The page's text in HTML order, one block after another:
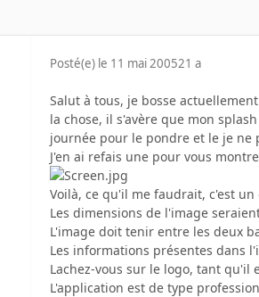
Posté(e) le 11 mai 200521 a
Salut à tous, je bosse
la chose, il s'avère que mon
journée pour le pondre et le je ne
J'en ai refais une pour vous
Voilà, ce qu'il me faudrait, c'est
Les dimensions de l'image
L'image doit tenir entre les deux
Les informations présentes dans
Lachez-vous sur le logo, tant qu'il
L'application est de type